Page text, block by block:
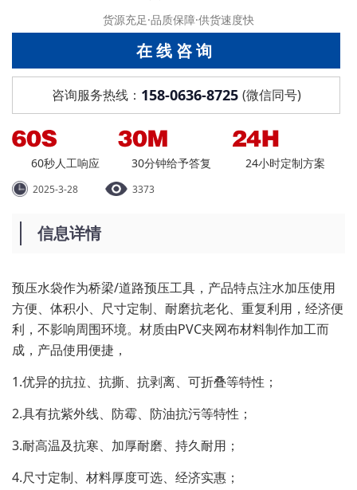
货源充足·品质保障·供货速度快
在线咨询
咨询服务热线： 158-0636-8725 (微信同号)
60秒人工响应 30分钟给予答复 24小时定制方案
2025-3-28 3373
信息详情
预压水袋作为桥梁/道路预压工具，产品特点注水加压使用
方便、体积小、尺寸定制、耐磨抗老化、重复利用，经济便
利，不影响周围环境。材质由PVC夹网布材料制作加工而
成，产品使用便捷，
1.优异的抗拉、抗撕、抗剥离、可折叠等特性；
2.具有抗紫外线、防霉、防油抗污等特性；
3.耐高温及抗寒、加厚耐磨、持久耐用；
4.尺寸定制、材料厚度可选、经济实惠；